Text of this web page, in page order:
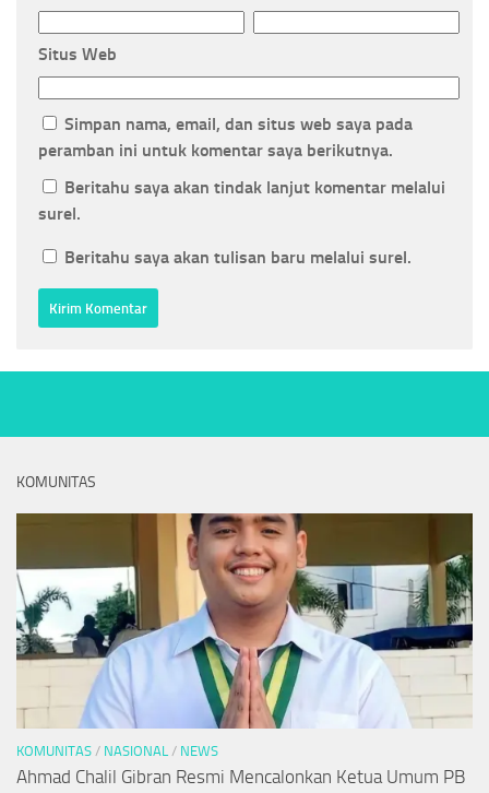
Situs Web
Simpan nama, email, dan situs web saya pada
peramban ini untuk komentar saya berikutnya.
Beritahu saya akan tindak lanjut komentar melalui
surel.
Beritahu saya akan tulisan baru melalui surel.
KOMUNITAS
KOMUNITAS / NASIONAL / NEWS
Ahmad Chalil Gibran Resmi Mencalonkan Ketua Umum PB